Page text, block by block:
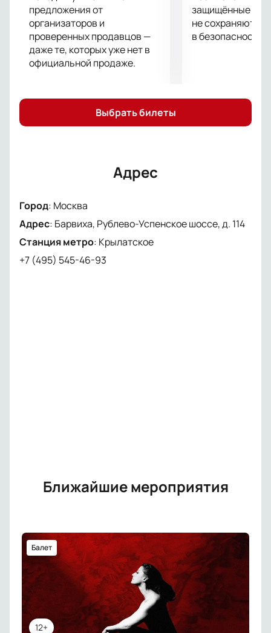
предложения от
организаторов и
проверенных продавцов —
даже те, которых уже нет в
официальной продаже.
защищённые
не сохраняются
в безопасности.
Выбрать билеты
Адрес
Город: Москва
Адрес: Барвиха, Рублево-Успенское шоссе, д. 114
Станция метро: Крылатское
+7 (495) 545-46-93
Ближайшие мероприятия
12+
Балет